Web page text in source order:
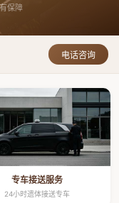
保障
电话咨询
专车接送服务
24小时遗体接送专车